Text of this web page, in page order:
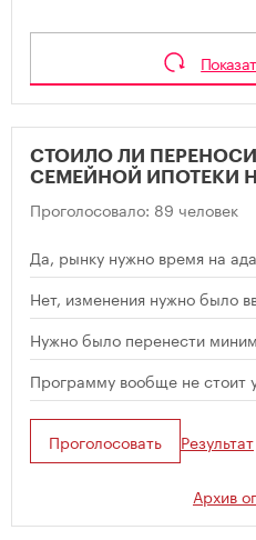
СТОИЛО ЛИ
СЕМЕЙНОЙ ИПОТЕКИ
Проголосовало: 89 человек
Да, рынку нужно время на
Нет, изменения нужно было
Нужно было перенести
Программу вообще не стоит
Проголосовать Результат
Архив